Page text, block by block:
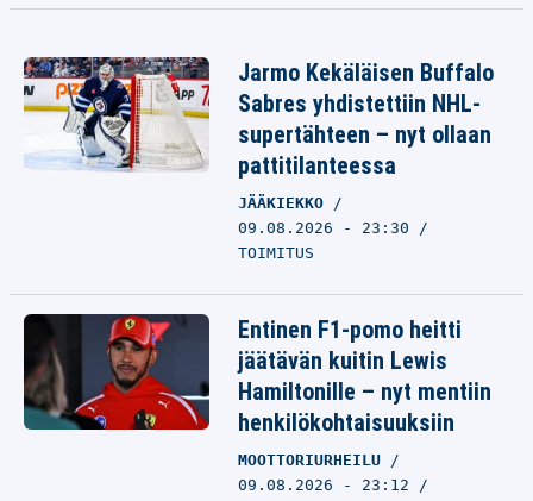
Jarmo Kekäläisen Buffalo
Sabres yhdistettiin NHL-
supertähteen – nyt ollaan
pattitilanteessa
JÄÄKIEKKO
09.08.2026 - 23:30
TOIMITUS
Entinen F1-pomo heitti
jäätävän kuitin Lewis
Hamiltonille – nyt mentiin
henkilökohtaisuuksiin
MOOTTORIURHEILU
09.08.2026 - 23:12